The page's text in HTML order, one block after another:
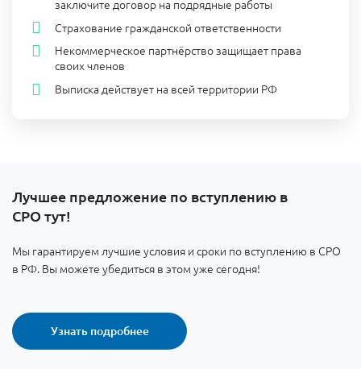
заключите договор на подрядные работы
Страхование гражданской ответственности
Некоммерческое партнёрство защищает права
своих членов
Выписка действует на всей территории РФ
Лучшее предложение по вступлению в
СРО тут!
Мы гарантируем лучшие условия и сроки по вступлению в СРО
в РФ. Вы можете убедиться в этом уже сегодня!
Узнать подробнее